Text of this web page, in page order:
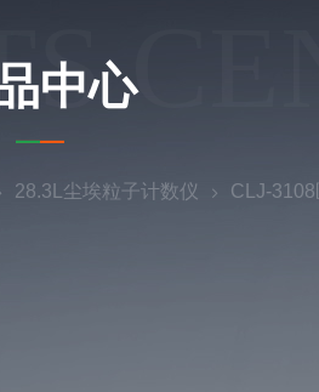
中心
28.3L尘埃粒子计数仪 CLJ-